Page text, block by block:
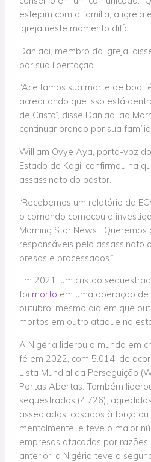
estejam com a família, a igreja
Igreja neste momento difícil.”
Danladi, membro da Igreja,
por sua libertação.
“Aceitamos sua morte de boa
acreditando que isso está
de Cristo”, disse Danladi ao
continuar orando por sua
William Ovye Aya, porta-voz
Estado de Kogi, confirmou na
assassinato do pastor.
“Recebemos um relatório da
o comando começou a
Morning Star News.
responsáveis pelo assassinato
presos e processados.”
Em 2021, um cristão
foi morto em uma operação
outubro, mesmo dia em que
mortos em outro ataque no
A Nigéria liderou o mundo em
fé em 2022, com 5.014, de
Lista Mundial da Perseguição
Portas Abertas. Também
sequestrados (4.726),
assediados, casados à força
mentalmente, e teve o maior
empresas atacadas por razões
anterior, a Nigéria teve o